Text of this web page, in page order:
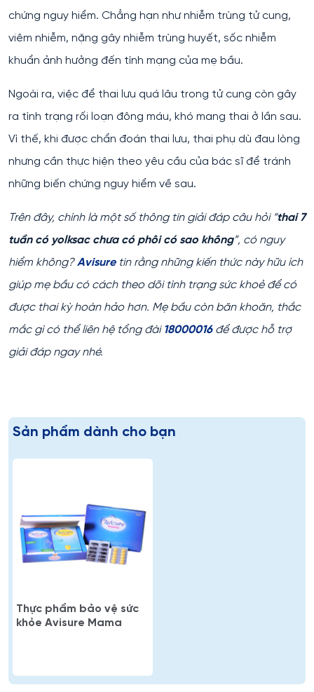
chứng nguy hiểm. Chẳng hạn như nhiễm trùng tử cung,
viêm nhiễm, nặng gây nhiễm trùng huyết, sốc nhiễm
khuẩn ảnh hưởng đến tính mạng của mẹ bầu.
Ngoài ra, việc để thai lưu quá lâu trong tử cung còn gây
ra tình trạng rối loạn đông máu, khó mang thai ở lần sau.
Vì thế, khi được chẩn đoán thai lưu, thai phụ dù đau lòng
nhưng cần thực hiện theo yêu cầu của bác sĩ để tránh
những biến chứng nguy hiểm về sau.
Trên đây, chính là một số thông tin giải đáp câu hỏi “thai 7
tuần có yolksac chưa có phôi có sao không”, có nguy
hiểm không?Avisuretin rằng những kiến thức này hữu ích
giúp mẹ bầu có cách theo dõi tình trạng sức khoẻ để có
được thai kỳ hoàn hảo hơn. Mẹ bầu còn băn khoăn, thắc
mắc gì có thể liên hệ tổng đài 18000016để được hỗ trợ
giải đáp ngay nhé.
Sản phẩm dành cho bạn
Thực phẩm bảo vệ sức
khỏe Avisure Mama